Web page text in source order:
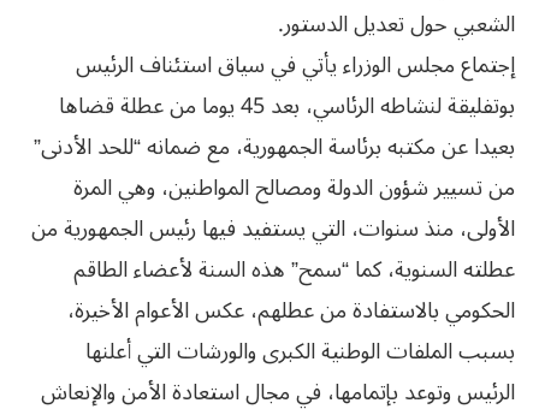
‬الشعبي‮ ‬حول‮ ‬تعديل‮ ‬الدستور‮.‬
إجتماع مجلس الوزراء يأتي في سياق استئناف الرئيس
بوتفليقة لنشاطه الرئاسي، بعد 45 يوما من عطلة قضاها
بعيدا عن مكتبه برئاسة الجمهورية، مع ضمانه “للحد الأدنى”
من تسيير شؤون الدولة ومصالح المواطنين، وهي المرة
الأولى، منذ سنوات، التي يستفيد فيها رئيس الجمهورية من
عطلته السنوية، كما “سمح” هذه السنة لأعضاء الطاقم
الحكومي بالاستفادة من عطلهم، عكس الأعوام الأخيرة،
بسبب الملفات الوطنية الكبرى والورشات التي أعلنها
الرئيس وتوعد بإتمامها، في مجال استعادة الأمن والإنعاش